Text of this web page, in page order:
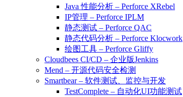
Java 性能分析 – Perforce XRebel
IP管理 – Perforce IPLM
静态测试 – Perforce QAC
静态代码分析 – Perforce Klocwork
绘图工具 – Perforce Gliffy
Cloudbees CI/CD – 企业版Jenkins
Mend – 开源代码安全检测
Smartbear – 软件测试、监控与开发
TestComplete – 自动化UI功能测试